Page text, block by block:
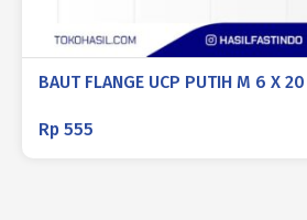
BAUT FLANGE UCP PUTIH M 6 X
Rp 555